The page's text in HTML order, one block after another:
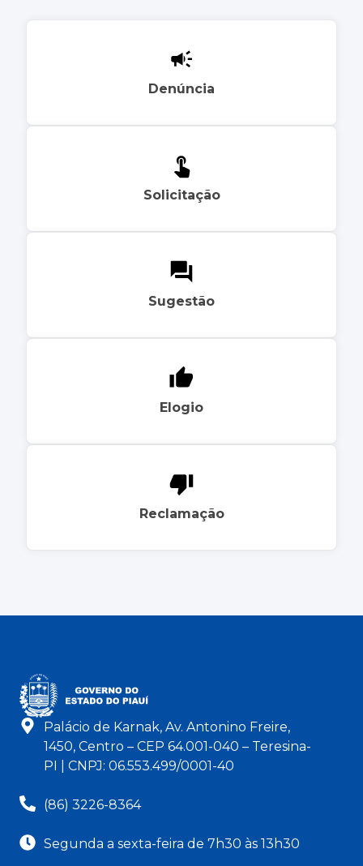
Denúncia
Solicitação
Sugestão
Elogio
Reclamação
Palácio de Karnak, Av. Antonino Freire,
1450, Centro – CEP 64.001-040 – Teresina-
PI | CNPJ: 06.553.499/0001-40
(86) 3226-8364
Segunda a sexta-feira de 7h30 às 13h30